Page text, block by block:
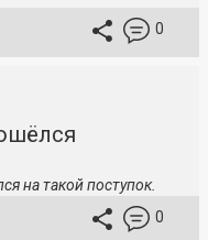
0
на такой поступок.
0